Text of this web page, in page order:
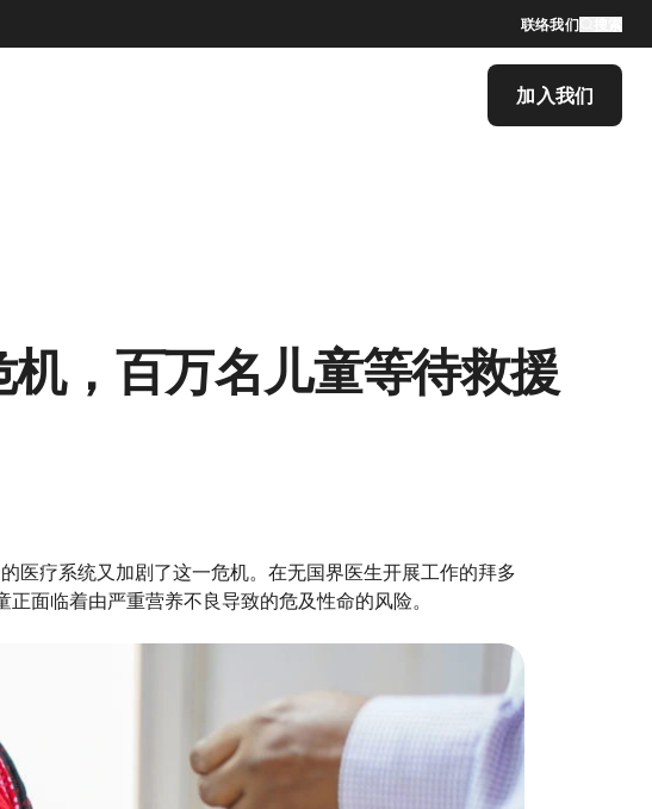
联络我们
加入我们
，百万名儿童等待救援
医疗系统又加剧了这一危机。在无国界医生开展工作的拜多
面临着由严重营养不良导致的危及性命的风险。